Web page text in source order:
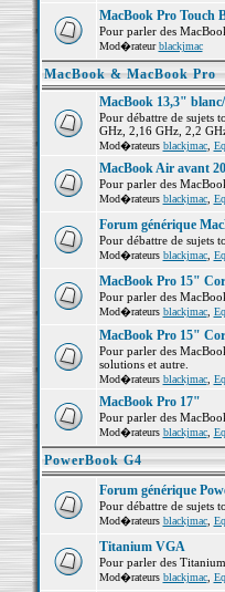
MacBook Pro Touch
Pour parler des
Mod�rateurblackjmac
MacBook & MacBook Pro
MacBook 13,3"
Pour débattre de sujets
GHz, 2,16 GHz, 2,2
Mod�rateurs blackjmac,
MacBook Air avant
Pour parler des
Mod�rateurs blackjmac,
Forum générique
Pour débattre de sujets
Mod�rateurs blackjmac,
MacBook Pro 15"
Pour parler des
Mod�rateurs blackjmac,
MacBook Pro 15"
Pour parler des
solutions et autre.
Mod�rateurs blackjmac,
MacBook Pro 17"
Pour parler des
Mod�rateurs blackjmac,
PowerBook G4
Forum générique
Pour débattre de sujets
Mod�rateurs blackjmac,
Titanium VGA
Pour parler des
Mod�rateurs blackjmac,